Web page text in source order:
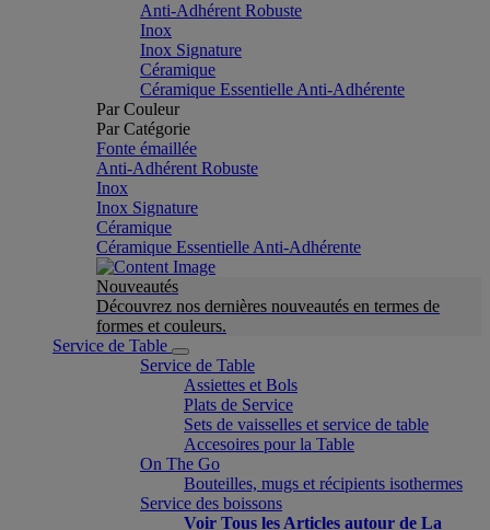
Anti-Adhérent Robuste
Inox
Inox Signature
Céramique
Céramique Essentielle Anti-Adhérente
Par Couleur
Par Catégorie
Fonte émaillée
Anti-Adhérent Robuste
Inox
Inox Signature
Céramique
Céramique Essentielle Anti-Adhérente
Nouveautés
Découvrez nos dernières nouveautés en termes de
formes et couleurs.
Service de Table
Service de Table
Assiettes et Bols
Plats de Service
Sets de vaisselles et service de table
Accesoires pour la Table
On The Go
Bouteilles, mugs et récipients isothermes
Service des boissons
Voir Tous les Articles autour de La